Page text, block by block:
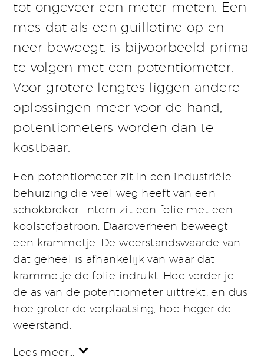
tot ongeveer een meter meten. Een
mes dat als een guillotine op en
neer beweegt, is bijvoorbeeld prima
te volgen met een potentiometer.
Voor grotere lengtes liggen andere
oplossingen meer voor de hand;
potentiometers worden dan te
kostbaar.
Een potentiometer zit in een industriële
behuizing die veel weg heeft van een
schokbreker. Intern zit een folie met een
koolstofpatroon. Daaroverheen beweegt
een krammetje. De weerstandswaarde van
dat geheel is afhankelijk van waar dat
krammetje de folie indrukt. Hoe verder je
de as van de potentiometer uittrekt, en dus
hoe groter de verplaatsing, hoe hoger de
weerstand.
Lees meer…